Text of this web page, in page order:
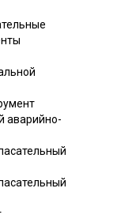
аварийно-